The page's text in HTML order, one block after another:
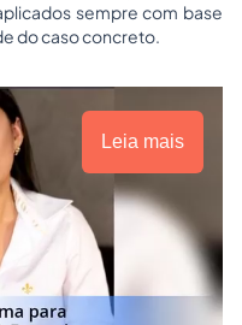
sempre com base
do caso concreto.
Leia mais